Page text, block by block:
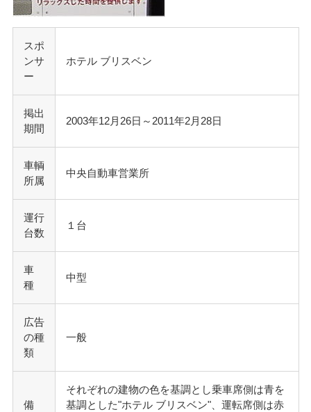
スポ
ンサ
ー
ホテル ブリスベン
掲出
期間
2003年12月26日～2011年2月28日
車輌
所属
中央自動車営業所
運行
台数
１台
車
種
中型
広告
の種
類
一般
備
それぞれの建物の色を基調とし乗車席側は青を
基調とした"ホテル ブリスベン"、運転席側は赤